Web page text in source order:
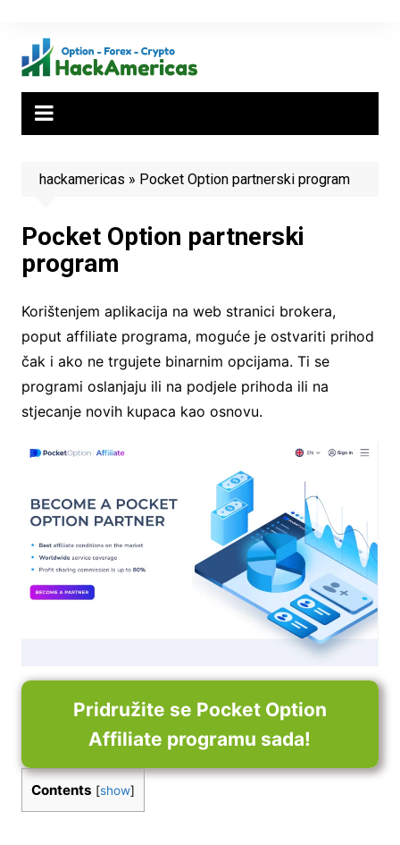
content
hackamericas » Pocket Option partnerski program
Pocket Option partnerski
program
Korištenjem aplikacija na web stranici brokera,
poput affiliate programa, moguće je ostvariti prihod
čak i ako ne trgujete binarnim opcijama. Ti se
programi oslanjaju ili na podjele prihoda ili na
stjecanje novih kupaca kao osnovu.
Pridružite se Pocket Option
Affiliate programu sada!
Contents [show]